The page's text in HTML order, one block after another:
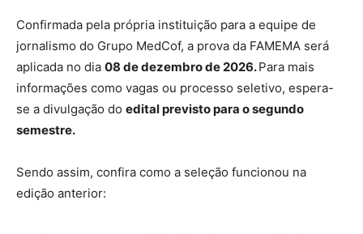
Confirmada pela própria instituição para a equipe de
jornalismo do Grupo MedCof, a prova da FAMEMA será
aplicada no dia 08 de dezembro de 2026.Para mais
informações como vagas ou processo seletivo, espera-
se a divulgação do edital previsto para o segundo
semestre.
Sendo assim, confira como a seleção funcionou na
edição anterior: